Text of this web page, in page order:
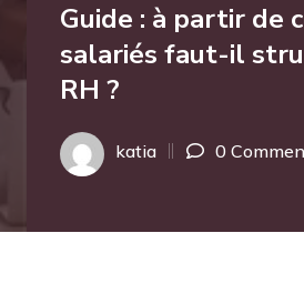
Guide : à partir de
salariés faut-il
RH ?
katia 0